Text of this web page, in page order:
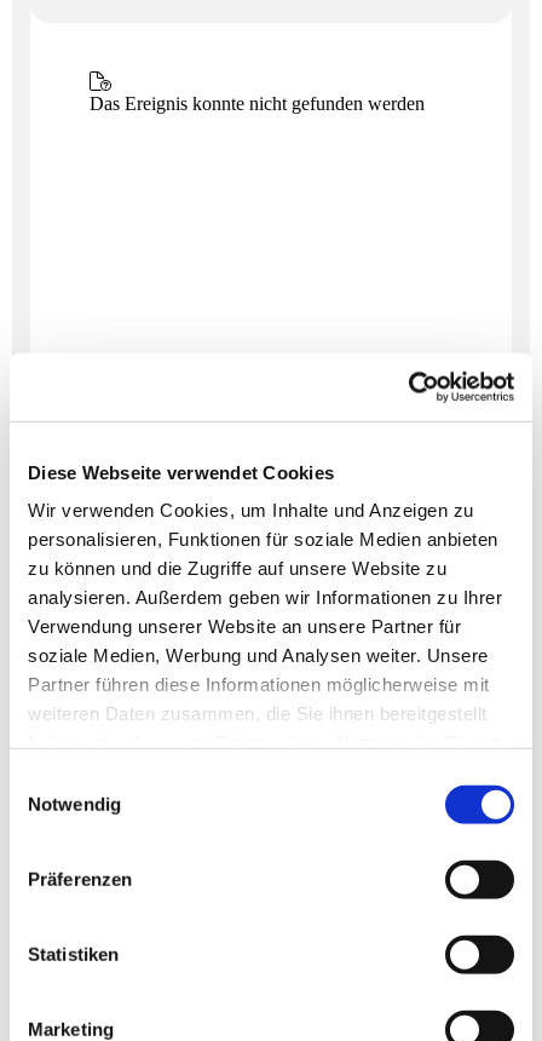
Diese Webseite verwendet Cookies
Wir verwenden Cookies, um Inhalte und Anzeigen zu
personalisieren, Funktionen für soziale Medien anbieten
zu können und die Zugriffe auf unsere Website zu
analysieren. Außerdem geben wir Informationen zu Ihrer
Verwendung unserer Website an unsere Partner für
soziale Medien, Werbung und Analysen weiter. Unsere
Partner führen diese Informationen möglicherweise mit
weiteren Daten zusammen, die Sie ihnen bereitgestellt
Notwendig
Präferenzen
Statistiken
Marketing
Dies könnte Sie auch
interessieren